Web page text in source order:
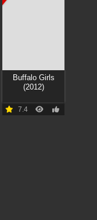
Buffalo Girls
(2012)
7.4